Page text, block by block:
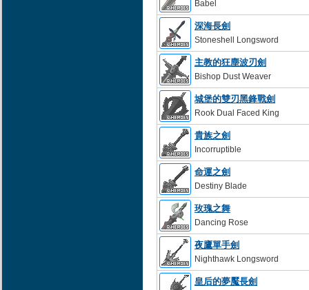
Babel
深海長劍
Stoneshell Longsword
主教的狂塵波刃劍
Bishop Dust Weaver
城堡的雙刃黑鋒戰劍
Rook Dual Faced King
貴族之劍
Incorruptible
命運之劍
Destiny Blade
玫瑰之舞
Dancing Rose
夜鷹單手劍
Nighthawk Longsword
皇后的夢魘長劍